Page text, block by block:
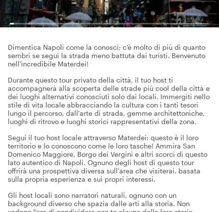
Dimentica Napoli come la conosci; c'è molto di più di quanto
sembri se segui la strada meno battuta dai turisti. Benvenuto
nell'incredibile Materdei!
Durante questo tour privato della città, il tuo host ti
accompagnerà alla scoperta delle strade più cool della città e
dei luoghi alternativi conosciuti solo dai locali. Immergiti nello
stile di vita locale abbracciando la cultura con i tanti tesori
lungo il percorso, dall'arte di strada, gemme architettoniche,
luoghi di ritrovo e luoghi storici rappresentativi della zona.
Segui il tuo host locale attraverso Materdei: questo è il loro
territorio e lo conoscono come le loro tasche! Ammira San
Domenico Maggiore, Borgo dei Vergini e altri scorci di questo
lato autentico di Napoli. Ognuno degli host di questo tour
offrirà una prospettiva diversa sull'area che visiterai, basata
sulla propria esperienza e sui propri interessi.
Gli host locali sono narratori naturali, ognuno con un
background diverso che spazia dalle arti alla storia. Non